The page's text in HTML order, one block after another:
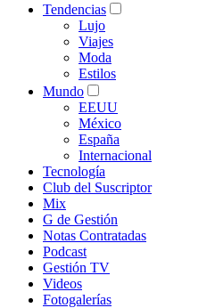
Tendencias
Lujo
Viajes
Moda
Estilos
Mundo
EEUU
México
España
Internacional
Tecnología
Club del Suscriptor
Mix
G de Gestión
Notas Contratadas
Podcast
Gestión TV
Videos
Fotogalerías